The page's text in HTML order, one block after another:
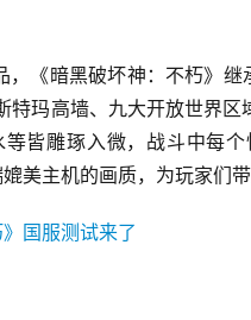
，《暗黑破坏神：不朽》
特玛高墙、九大开放世界
皆雕琢入微，战斗中每
美主机的画质，为玩家们